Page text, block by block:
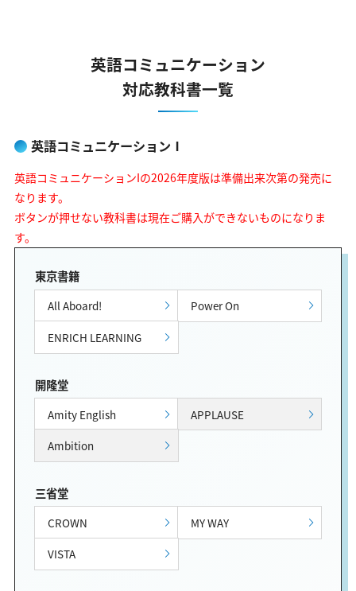
英語コミュニケーション
対応教科書一覧
英語コミュニケーションⅠ
英語コミュニケーションIの2026年度版は準備出来次第の発売に
なります。
ボタンが押せない教科書は現在ご購入ができないものになりま
す。
東京書籍
All Aboard!
Power On
ENRICH LEARNING
開隆堂
Amity English
APPLAUSE
Ambition
三省堂
CROWN
MY WAY
VISTA